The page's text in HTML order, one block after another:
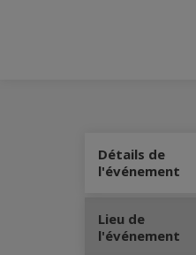
Détails de
l'événement
Lieu de
l'événement